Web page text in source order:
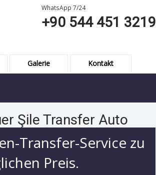
WhatsApp 7/24
+90 544 451 3219
Galerie Kontakt
Şile Transfer Auto
Transfer-Service zu
Preis.